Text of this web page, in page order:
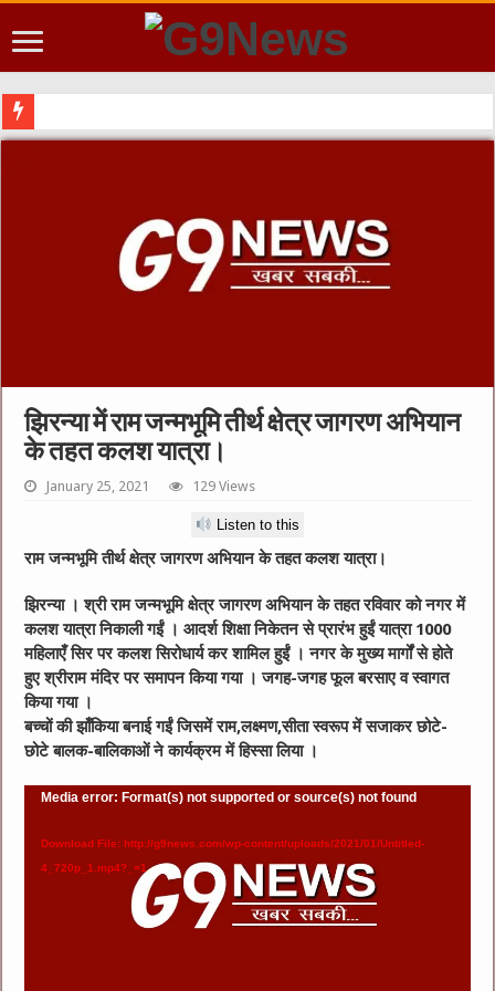
शिक्षा मंत्रालय : मोदी सरकार में मंत्री प्रह्लाद जोशी को उपभोक्ता मामले, खाद्य एवं
झिरन्या में राम जन्मभूमि तीर्थ क्षेत्र जागरण अभियान
के तहत कलश यात्रा।
January 25, 2021 129 Views
Listen to this
राम जन्मभूमि तीर्थ क्षेत्र जागरण अभियान के तहत कलश यात्रा।
झिरन्या । श्री राम जन्मभूमि क्षेत्र जागरण अभियान के तहत रविवार को नगर में
कलश यात्रा निकाली गईं । आदर्श शिक्षा निकेतन से प्रारंभ हुईं यात्रा 1000
महिलाएँ सिर पर कलश सिरोधार्य कर शामिल हुईं । नगर के मुख्य मार्गों से होते
हुए श्रीराम मंदिर पर समापन किया गया । जगह-जगह फूल बरसाए व स्वागत
किया गया ।
बच्चों की झाँकिया बनाई गईं जिसमें राम,लक्ष्मण,सीता स्वरूप में सजाकर छोटे-
छोटे बालक-बालिकाओं ने कार्यक्रम में हिस्सा लिया ।
Video
Media error: Format(s) not supported or source(s) not found
Download File: http://g9news.com/wp-content/uploads/2021/01/Untitled-
4_720p_1.mp4?_=1